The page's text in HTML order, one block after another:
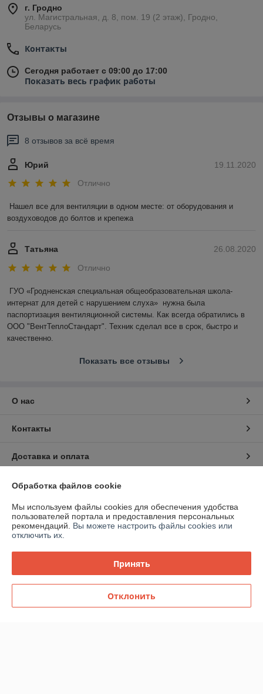
г. Гродно
ул. Магистральная, д. 8, пом. 19 (2 этаж), Гродно,
Беларусь
Контакты
Сегодня работает с 09:00 до 17:00
Показать весь график работы
Отзывы о магазине
8 отзывов за всё время
19.11.2020
Юрий
Отлично
Нашел все для вентиляции в одном месте: от оборудования и
воздуховодов до болтов и крепежа
26.08.2020
Татьяна
Отлично
ГУО «Гродненская специальная общеобразовательная школа-
интернат для детей с нарушением слуха»  нужна была
паспортизация вентиляционной системы. Как всегда обратились в
ООО "ВентТеплоСтандарт". Техник сделал все в срок, быстро и
качественно.
Показать все отзывы
О нас
Контакты
Доставка и оплата
График работы
Полная версия сайта
Политика обработки cookies
Сайт создан на платформе Deal.by
Обработка файлов cookie
Мы используем файлы cookies для обеспечения удобства
пользователей портала и предоставления персональных
рекомендаций. Вы можете настроить файлы cookies или
отключить их.
Принять
Отклонить